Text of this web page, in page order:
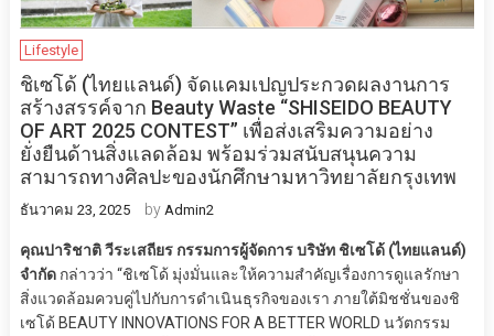
Lifestyle
ชิเซโด้ (ไทยแลนด์) จัดแคมเปญประกวดผลงานการ
สร้างสรรค์จาก Beauty Waste “SHISEIDO BEAUTY
OF ART 2025 CONTEST” เพื่อส่งเสริมความอย่าง
ยั่งยืนด้านสิ่งแลดล้อม พร้อมร่วมสนับสนุนความ
สามารถทางศิลปะของนักศึกษามหาวิทยาลัยกรุงเทพ
ธันวาคม 23, 2025 by Admin2
คุณปาริชาติ วีระเสถียร กรรมการผู้จัดการ บริษัท ชิเซโด้ (ไทยแลนด์)
จำกัด กล่าวว่า “ชิเซโด้ มุ่งมั่นและให้ความสำคัญเรื่องการดูแลรักษา
สิ่งแวดล้อมควบคู่ไปกับการดำเนินธุรกิจของเรา ภายใต้มิชชั่นของชิ
เซโด้ BEAUTY INNOVATIONS FOR A BETTER WORLD นวัตกรรม